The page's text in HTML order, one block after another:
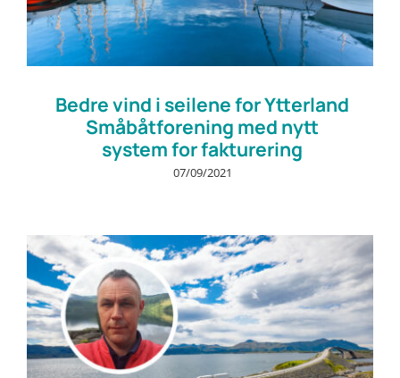
Bedre vind i seilene for Ytterland
Småbåtforening med nytt
system for fakturering
07/09/2021